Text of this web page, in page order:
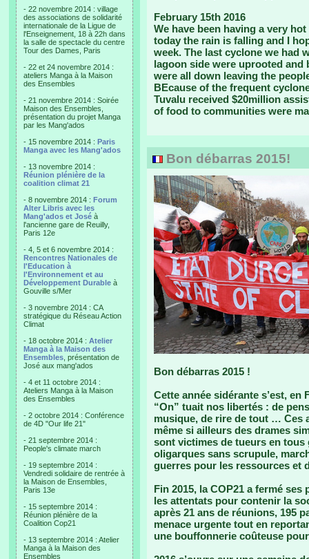
- 22 novembre 2014 : village
des associations de solidarité
internationale de la Ligue de
l'Enseignement, 18 à 22h dans
la salle de spectacle du centre
Tour des Dames, Paris
- 22 et 24 novembre 2014 :
ateliers Manga à la Maison
des Ensembles
- 21 novembre 2014 : Soirée
Maison des Ensembles,
présentation du projet Manga
par les Mang'ados
- 15 novembre 2014 : Paris
Manga avec les Mang'ados
- 13 novembre 2014 :
Réunion plénière de la
coalition climat 21
- 8 novembre 2014 : Forum
Alter Libris avec les
Mang'ados et José à
l'ancienne gare de Reuilly,
Paris 12e
- 4, 5 et 6 novembre 2014 :
Rencontres Nationales de
l'Education à
l'Environnement et au
Développement Durable à
Gouville s/Mer
- 3 novembre 2014 : CA
stratégique du Réseau Action
Climat
- 18 octobre 2014 : Atelier
Manga à la Maison des
Ensembles , présentation de
José aux mang'ados
- 4 et 11 octobre 2014 :
Ateliers Manga à la Maison
des Ensembles
- 2 octobre 2014 : Conférence
de 4D "Our life 21"
- 21 septembre 2014 :
People's climate march
- 19 septembre 2014 :
Vendredi solidaire de rentrée à
la Maison de Ensembles,
Paris 13e
- 15 septembre 2014 :
Réunion plénière de la
Coalition Cop21
- 13 septembre 2014 : Atelier
Manga à la Maison des
Ensembles
February 15th 2016
We have been having a very
today the rain is falling and I
week. The last cyclone we had
lagoon side were uprooted
were all down leaving the
BEcause of the frequent
Tuvalu received $20million
of food to communities were
Bon débarras 2015!
Bon débarras 2015 !
Cette année sidérante s’est, en
“On” tuait nos libertés : de
musique, de rire de tout … Ces
même si ailleurs des drames
sont victimes de tueurs en
oligarques sans scrupule,
guerres pour les ressources et
Fin 2015, la COP21 a fermé
les attentats pour contenir la
après 21 ans de réunions, 195
menace urgente tout en
une bouffonnerie coûteuse